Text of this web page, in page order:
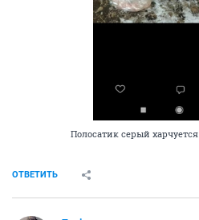
Полосатик серый харчуется
ОТВЕТИТЬ